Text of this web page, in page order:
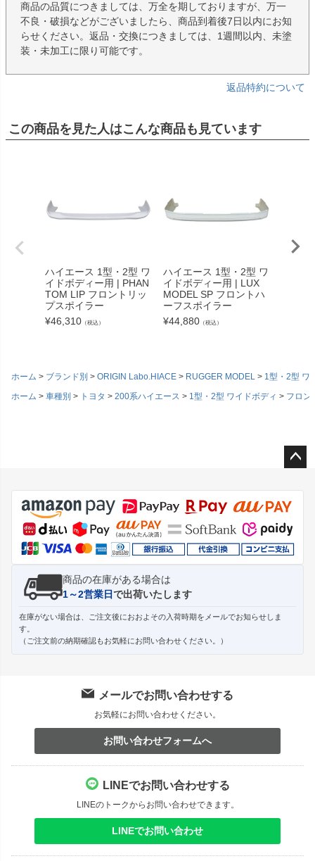
商品の品質につきましては、万全を期しておりますが、万一
不良・破損などがございましたら、商品到着後7日以内にお知
らせください。返品・交換につきましては、1週間以内、未塗
装・未加工に限り可能です。
返品特約について
この商品を見た人はこんな商品も見ています
ハイエース 1型・2型 ワ
イドボディー用 | PHAN
TOM LIP フロントリッ
プスポイラー
¥46,310 （税込）
ハイエース 1型・2型 ワ
イドボディー用 | LUX
MODEL SP フロントハ
ーフスポイラー
¥44,880 （税込）
ホーム ブランド別 ORIGIN Labo.HIACE RUGGER MODEL
1型・2型 ワ
ホーム
車種別 トヨタ 200系ハイエース 1型・2型 ワイドボディ フロン
ジト
ップ
へ
商品の在庫がある場合は
1～2営業日で出荷いたします
在庫がない場合は、ご注文後におおよその入荷時期をメールでお知らせしま
す。
（ご注文前の納期確認もお気軽にお問い合わせください。）
メールでお問い合わせする
お気軽にお問い合わせください。
お問い合わせフォームへ
LINEでお問い合わせする
LINEのトークからお問い合わせできます。
LINEでお問い合わせ